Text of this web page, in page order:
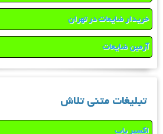
خریدار ضایعات در تهران
آرمین ضایعات
تبلیغات متنی تلاش
اکسیر یاب